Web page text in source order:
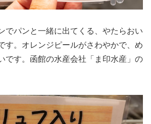
でパンと一緒に出てくる、やたらおい
す。オレンジピールがさわやかで、め
です。函館の水産会社「ま印水産」の